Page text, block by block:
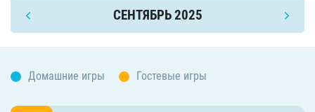
СЕНТЯБРЬ 2025
Домашние игры Гостевые игры